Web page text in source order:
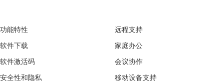
功能特性
软件下载
软件激活码
安全性和隐私
远程支持
家庭办公
会议协作
移动设备支持